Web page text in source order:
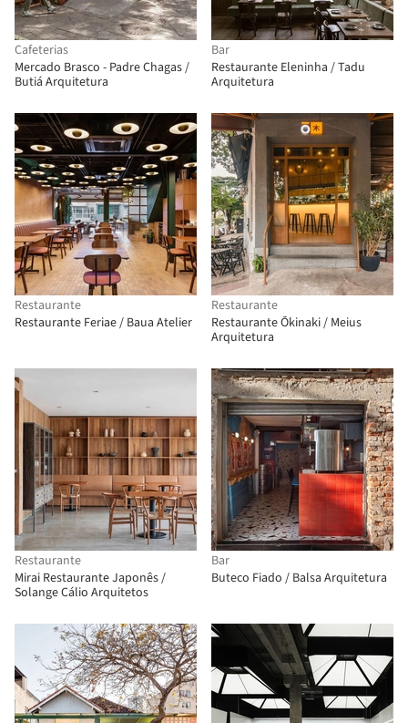
Cafeterias
Mercado Brasco - Padre Chagas /
Butiá Arquitetura
Bar
Restaurante Eleninha / Tadu
Arquitetura
Restaurante
Restaurante Feriae / Baua Atelier
Restaurante
Restaurante Ōkinaki / Meius
Arquitetura
Restaurante
Mirai Restaurante Japonês /
Solange Cálio Arquitetos
Bar
Buteco Fiado / Balsa Arquitetura